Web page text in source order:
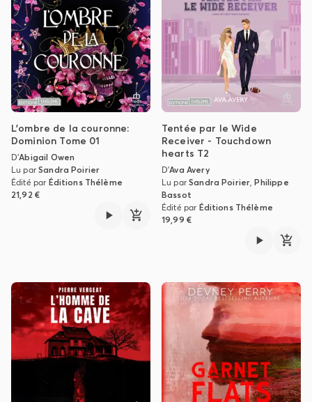
L'ombre de la couronne:
Dominion Tome 01
D'Abigail Owen
Lu parSandra Poirier
Édité par Éditions Thélème
21,92 €
Tentée par le Wide
Receiver - Touchdown
hearts T2
D'Ava Avery
Lu parSandra Poirier,Philippe
Bassot
Édité par Éditions Thélème
19,99 €